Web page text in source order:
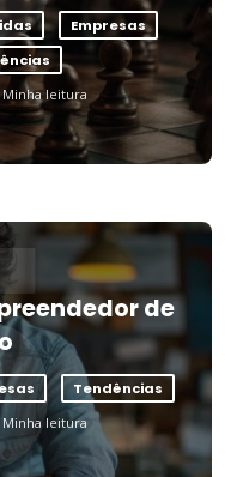
Empresas
Minha leitura
de
Tendências
Minha leitura